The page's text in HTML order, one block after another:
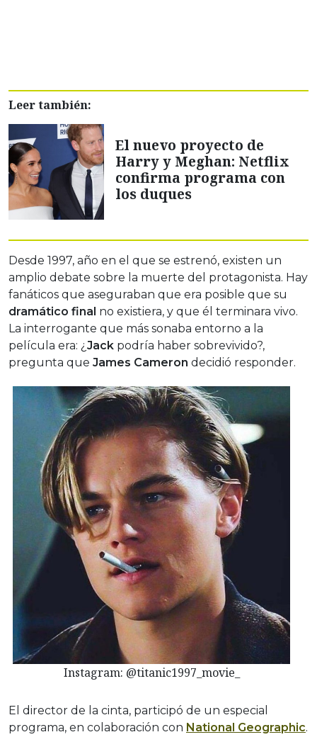
Leer también:
El nuevo proyecto de
Harry y Meghan: Netflix
confirma programa con
los duques
Desde 1997, año en el que se estrenó, existen un
amplio debate sobre la muerte del protagonista. Hay
fanáticos que aseguraban que era posible que su
dramático final no existiera, y que él terminara vivo.
La interrogante que más sonaba entorno a la
película era: ¿ Jack podría haber sobrevivido?,
pregunta que James Cameron decidió responder.
Instagram: @titanic1997_movie_
El director de la cinta, participó de un especial
programa, en colaboración con National Geographic.